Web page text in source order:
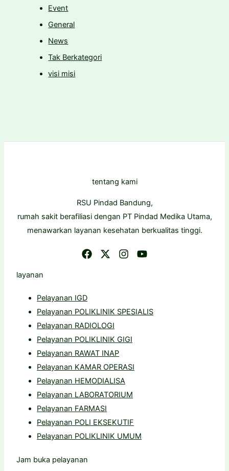
Event
General
News
Tak Berkategori
visi misi
tentang kami
RSU Pindad Bandung,
rumah sakit berafiliasi dengan PT Pindad Medika Utama,
menawarkan layanan kesehatan berkualitas tinggi.
layanan
Pelayanan IGD
Pelayanan POLIKLINIK SPESIALIS
Pelayanan RADIOLOGI
Pelayanan POLIKLINIK GIGI
Pelayanan RAWAT INAP
Pelayanan KAMAR OPERASI
Pelayanan HEMODIALISA
Pelayanan LABORATORIUM
Pelayanan FARMASI
Pelayanan POLI EKSEKUTIF
Pelayanan POLIKLINIK UMUM
Jam buka pelayanan